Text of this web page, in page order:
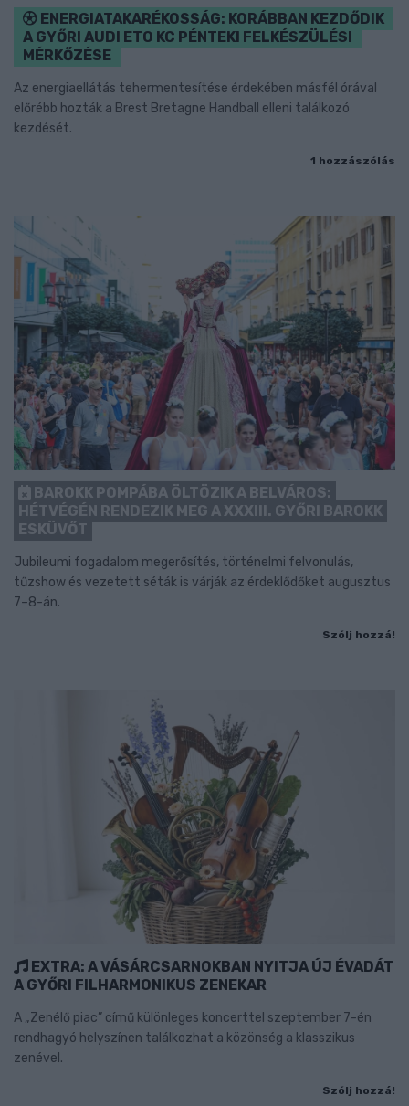
ENERGIATAKARÉKOSSÁG: KORÁBBAN KEZDŐDIK
A GYŐRI AUDI ETO KC PÉNTEKI FELKÉSZÜLÉSI
MÉRKŐZÉSE
Az energiaellátás tehermentesítése érdekében másfél órával
előrébb hozták a Brest Bretagne Handball elleni találkozó
kezdését.
1 hozzászólás
BAROKK POMPÁBA ÖLTÖZIK A BELVÁROS:
HÉTVÉGÉN RENDEZIK MEG A XXXIII. GYŐRI BAROKK
ESKÜVŐT
Jubileumi fogadalom megerősítés, történelmi felvonulás,
tűzshow és vezetett séták is várják az érdeklődőket augusztus
7–8-án.
Szólj hozzá!
EXTRA: A VÁSÁRCSARNOKBAN NYITJA ÚJ ÉVADÁT
A GYŐRI FILHARMONIKUS ZENEKAR
A „Zenélő piac” című különleges koncerttel szeptember 7-én
rendhagyó helyszínen találkozhat a közönség a klasszikus
zenével.
Szólj hozzá!